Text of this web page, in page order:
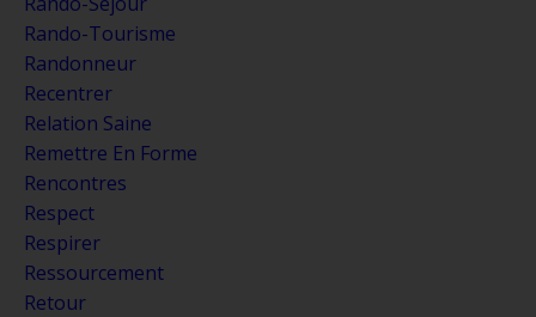
Rando-Tourisme
Randonneur
Recentrer
Relation Saine
Remettre En Forme
Rencontres
Respect
Respirer
Ressourcement
Retour